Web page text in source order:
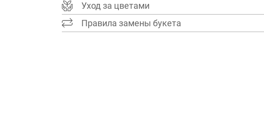
Уход за цветами
Правила замены букета